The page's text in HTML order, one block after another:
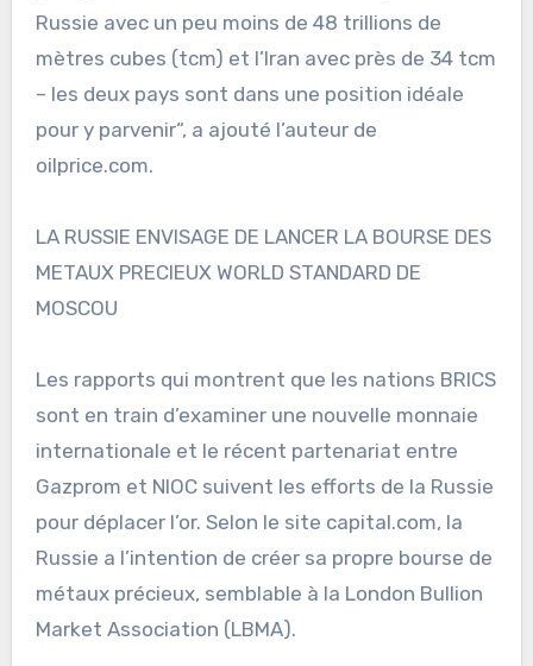
Russie avec un peu moins de 48 trillions de
mètres cubes (tcm) et l’Iran avec près de 34 tcm
– les deux pays sont dans une position idéale
pour y parvenir“, a ajouté l’auteur de
oilprice.com.
LA RUSSIE ENVISAGE DE LANCER LA BOURSE DES
METAUX PRECIEUX WORLD STANDARD DE
MOSCOU
Les rapports qui montrent que les nations BRICS
sont en train d’examiner une nouvelle monnaie
internationale et le récent partenariat entre
Gazprom et NIOC suivent les efforts de la Russie
pour déplacer l’or. Selon le site capital.com, la
Russie a l’intention de créer sa propre bourse de
métaux précieux, semblable à la London Bullion
Market Association (LBMA).